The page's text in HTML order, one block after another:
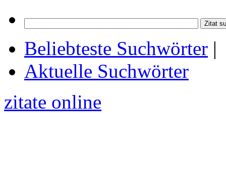
Beliebteste Suchwörter |
Aktuelle Suchwörter
zitate online